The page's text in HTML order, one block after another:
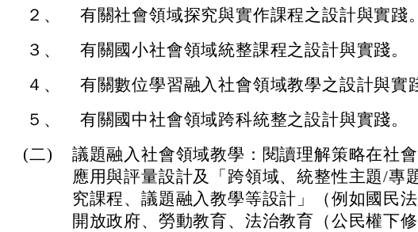
２、
有關社會領域探究與實作課程之設計與實踐。
３、
有關國小社會領域統整課程之設計與實踐。
４、
有關數位學習融入社會領域教學之設計與實
５、
有關國中社會領域跨科統整之設計與實踐。
(二)
議題融入社會領域教學：閱讀理解策略在社
應用與評量設計及「跨領域、統整性主題/專
究課程、議題融入教學等設計」（例如國民
開放政府、勞動教育、法治教育（公民權下